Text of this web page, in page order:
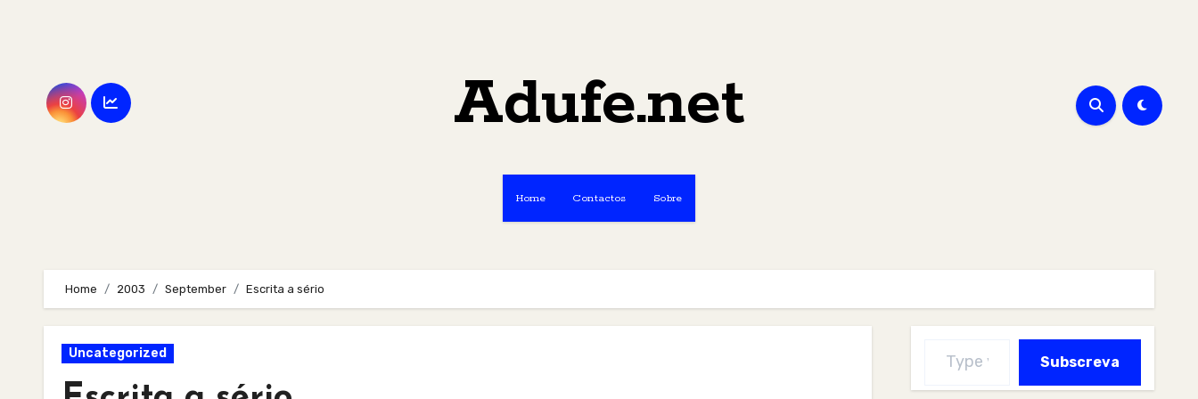
Adufe.net
Home Contactos Sobre
Home 2003 September Escrita a sério
Uncategorized
Subscreva